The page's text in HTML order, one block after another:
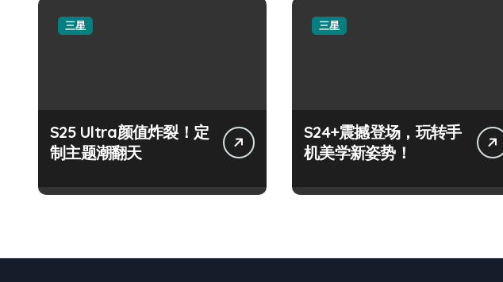
三星
S25 Ultra颜值炸裂！定
制主题潮翻天
三星
S24+震撼登场，玩转手
机美学新姿势！